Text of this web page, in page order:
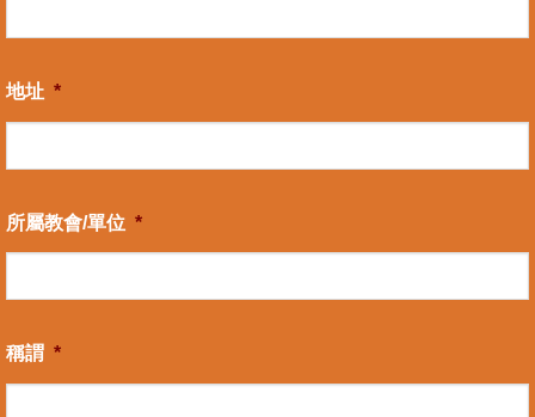
地址 *
所屬教會/單位 *
稱謂 *